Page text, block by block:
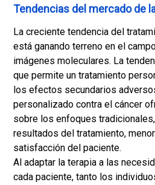
Tendencias del mercado de
La creciente tendencia del
está ganando terreno en el
imágenes moleculares. La
que permite un tratamiento
los efectos secundarios
personalizado contra el cáncer
sobre los enfoques
resultados del tratamiento,
satisfacción del paciente.
Al adaptar la terapia a las
cada paciente, tanto los